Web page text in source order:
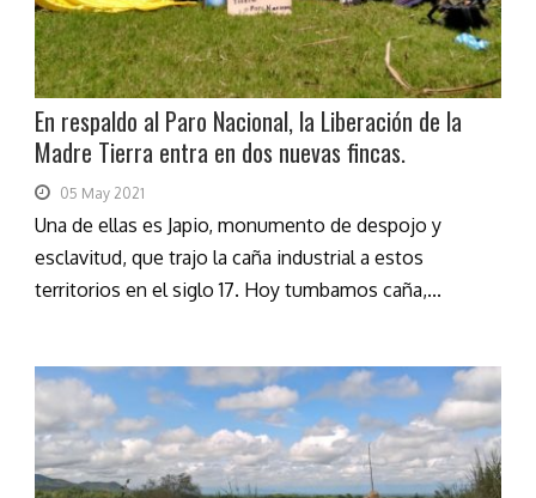
En respaldo al Paro Nacional, la Liberación de la
Madre Tierra entra en dos nuevas fincas.
05 May 2021
Una de ellas es Japio, monumento de despojo y
esclavitud, que trajo la caña industrial a estos
territorios en el siglo 17. Hoy tumbamos caña,...